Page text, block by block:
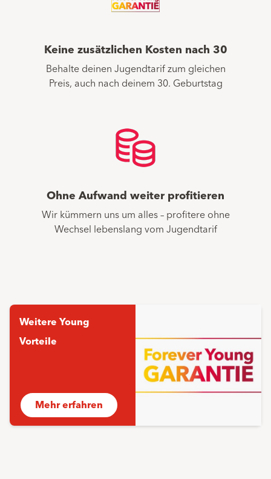
Keine zusätzlichen Kosten nach 30
Behalte deinen Jugendtarif zum gleichen
Preis, auch nach deinem 30. Geburtstag
Ohne Aufwand weiter profitieren
Wir kümmern uns um alles – profitere ohne
Wechsel lebenslang vom Jugendtarif
Weitere Young
Vorteile
Mehr erfahren